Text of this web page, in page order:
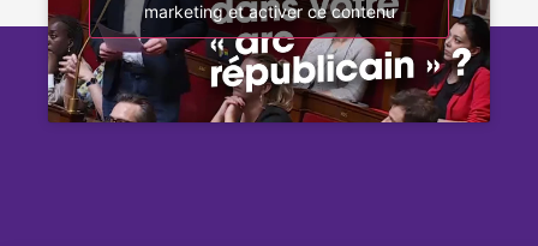
marketing et activer ce contenu